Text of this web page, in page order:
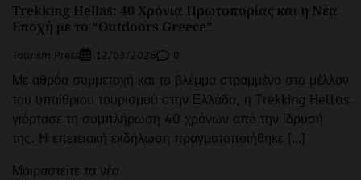
Trekking Hellas: 40 Χρόνια Πρωτοπορίας και η Νέα
Εποχή με το “Outdoors Greece”
Tourism Press 12/03/2026 0
Με αθρόα συμμετοχή και το βλέμμα στραμμένο στο μέλλον
του υπαίθριου τουρισμού στην Ελλάδα, η Trekking Hellas
γιόρτασε τη συμπλήρωση 40 χρόνων από την ίδρυσή
της. Η επετειακή εκδήλωση πραγματοποιήθηκε […]
Μοιραστείτε τα νέα